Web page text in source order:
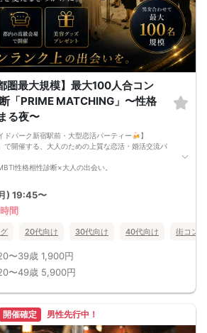
圏最大規模】最大100人合コン
「PRIME MATCHING」〜性格
る夜〜
ドパーク新宿駅前・大型恋活パーティー🍻】
で開催する、大人のための上質な恋活・婚活交流パ
性格相性診断×大人の出会い。
る〜
覚恋活イベント。最大100名収容可能な開放感あふれ
のきっかけにしながら、自然な出会いをお楽しみ
20分ごとに交流相手をシャッフル。自分から声をか
方も安心です。
スパックや美容液などの美容グッズをプレゼント。
める、美容会社ならではの特別企画です。
リー空間
会場
ャッフル
けに交流
) 19:45〜
間
20代向け 30代向け 40代向け 街コン
〜39歳 1,900円
〜49歳 5,900円
開催確定 男性先行中！